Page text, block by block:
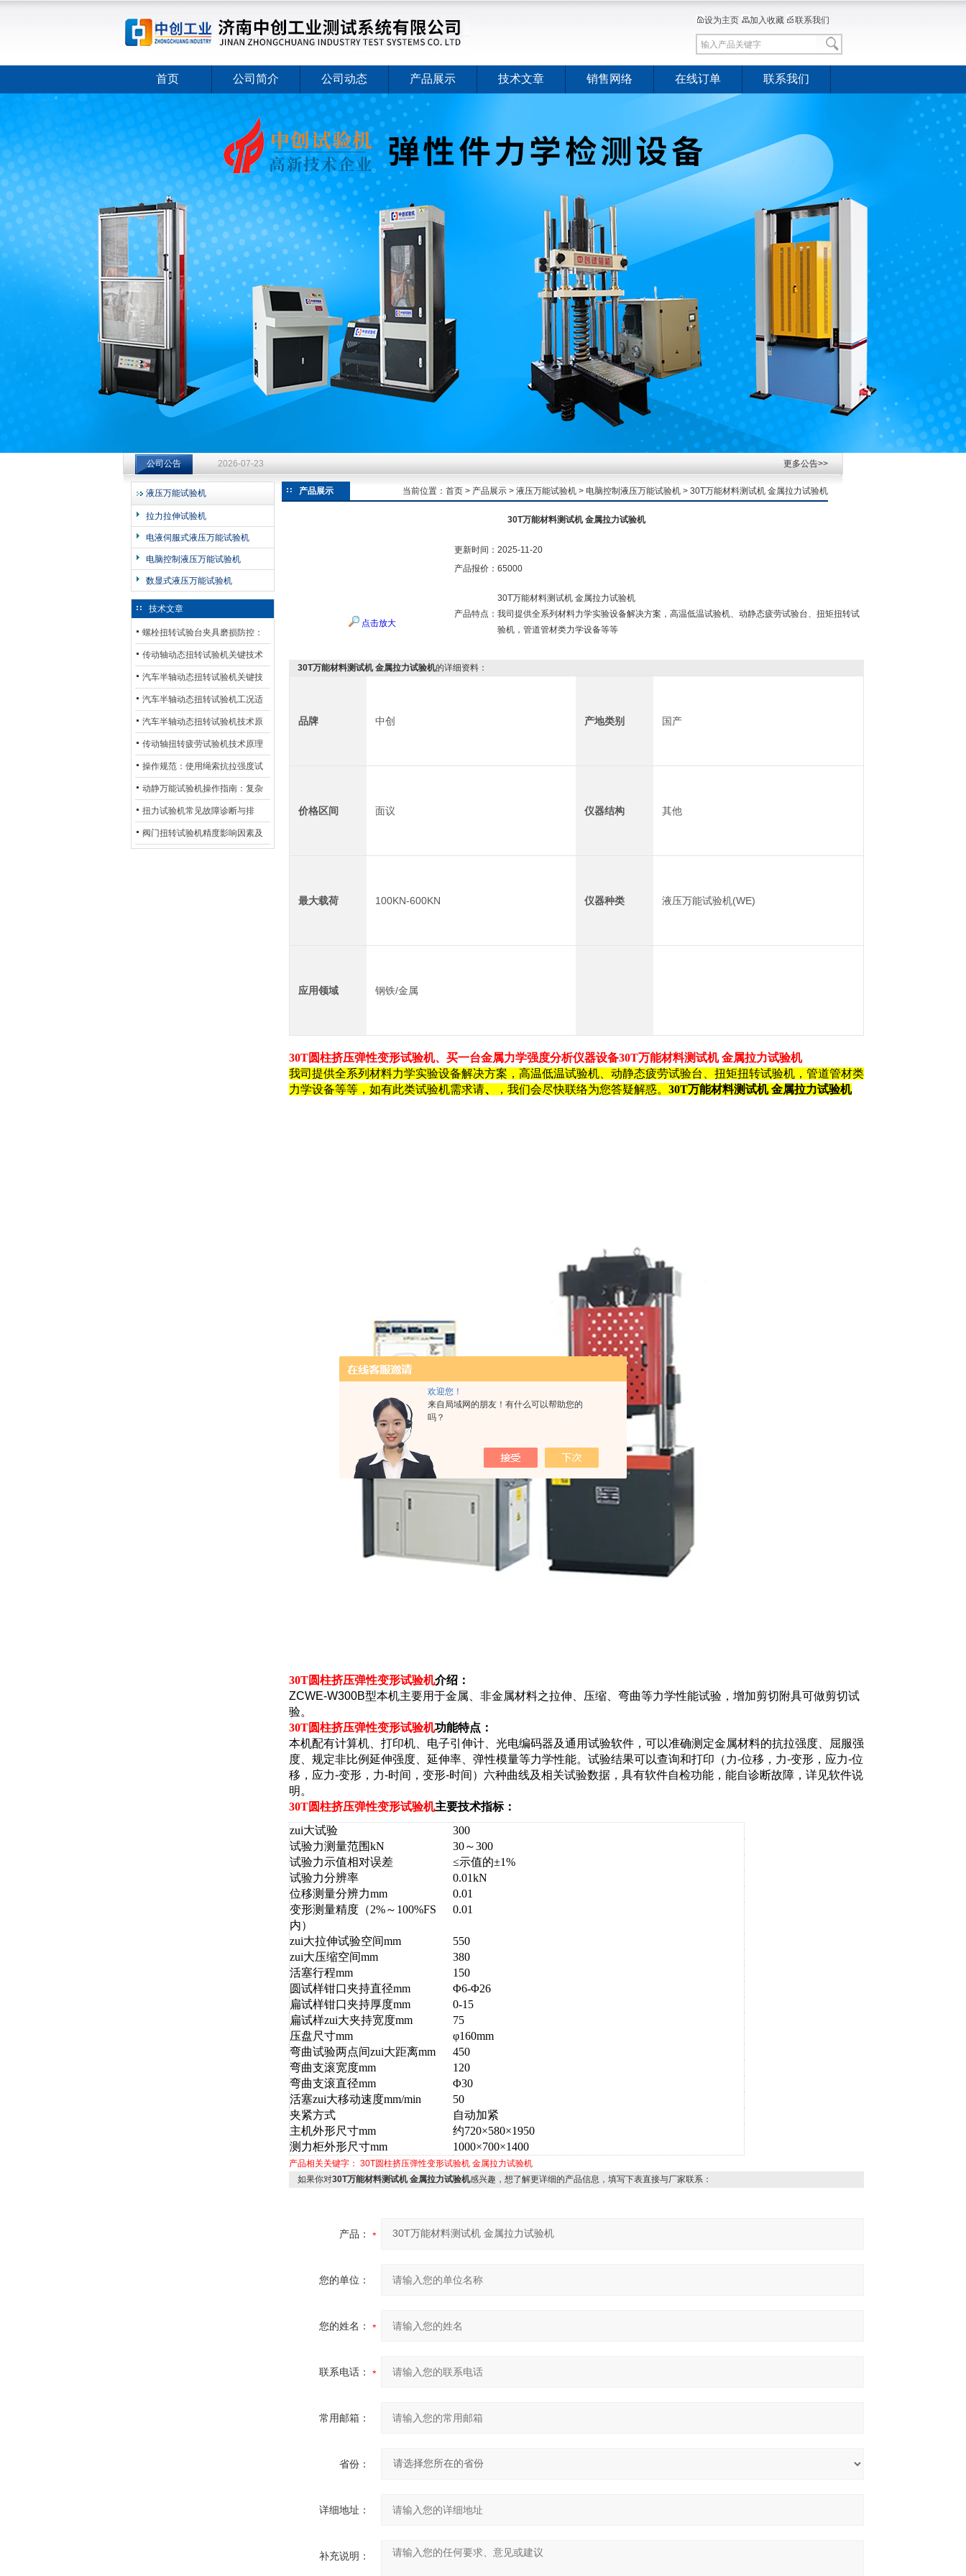
欢迎您！
来自局域网的朋友！有什么可以帮助您的
吗？
济南中创工业测试系统有限公司
设为主页 加入收藏 联系我们
首页 公司简介 公司动态 产品展示 技术文章 销售网络 在线订单 联系我们
公司公告 2026-07-23
钻杆扭转试验台选型指南：从额定扭矩到加载频率的工况适配逻辑
2026-07-23
钻杆扭转试验台选型指南：从额定扭矩到加载频率的工况适配逻辑
2026-07-23
更多公告>>
液压万能试验机
拉力拉伸试验机
电液伺服式液压万能试验机
电脑控制液压万能试验机
数显式液压万能试验机
技术文章
螺栓扭转试验台夹具磨损防控：
材质选型与表面处理的耐用性优
化
传动轴动态扭转试验机关键技术
及产业落地应用
汽车半轴动态扭转试验机关键技
术及产业落地应用
汽车半轴动态扭转试验机工况适
配与质控应用探析
汽车半轴动态扭转试验机技术原
理与行业应用
传动轴扭转疲劳试验机技术原理
与行业应用
操作规范：使用绳索抗拉强度试
验机的完整测试步骤
动静万能试验机操作指南：复杂
动态测试的标准化流程
扭力试验机常见故障诊断与排
除：从传感器信号异常到机械传
阀门扭转试验机精度影响因素及
产品展示 当前位置： 首页 > 产品展示 > 液压万能试验机 > 电脑控制液压万能试验机 > 30T万能材料测试机 金属拉力试验机
30T万能材料测试机 金属拉力试验机
点击放大
更新时间： 2025-11-20
产品报价： 65000
产品特点：
30T万能材料测试机 金属拉力试验机
我司提供全系列材料力学实验设备解决方案，高温低温试验机、动静态疲劳试验台、扭矩扭转试
验机，管道管材类力学设备等等
30T万能材料测试机 金属拉力试验机的详细资料：
品牌 中创 产地类别 国产
价格区间 面议 仪器结构 其他
最大载荷 100KN-600KN 仪器种类 液压万能试验机(WE)
应用领域 钢铁/金属
30T圆柱挤压弹性变形试验机、买一台金属力学强度分析仪器设备30T万能材料测试机 金属拉力试验机
我司提供全系列材料力学实验设备解决方案，高温低温试验机、动静态疲劳试验台、扭矩扭转试验机，管道管材类
力学设备等等，如有此类试验机需求请、 ，我们会尽快联络为您答疑解惑。 30T万能材料测试机 金属拉力试验机
30T圆柱挤压弹性变形试验机介绍：
ZCWE-W300B型本机主要用于金属、非金属材料之拉伸、压缩、弯曲等力学性能试验，增加剪切附具可做剪切试
验。
30T圆柱挤压弹性变形试验机功能特点：
本机配有计算机、打印机、电子引伸计、光电编码器及通用试验软件，可以准确测定金属材料的抗拉强度、屈服强
度、规定非比例延伸强度、延伸率、弹性模量等力学性能。试验结果可以查询和打印（力-位移，力-变形，应力-位
移，应力-变形，力-时间，变形-时间）六种曲线及相关试验数据，具有软件自检功能，能自诊断故障，详见软件说
明。
30T圆柱挤压弹性变形试验机主要技术指标：
zui大试验
300
试验力测量范围kN
30～300
试验力示值相对误差
≤示值的±1%
试验力分辨率
0.01kN
位移测量分辨力mm
0.01
变形测量精度 （2%～100%FS
内）
0.01
zui大拉伸试验空间mm
550
zui大压缩空间mm
380
活塞行程mm
150
圆试样钳口夹持直径mm
Φ6-Φ26
扁试样钳口夹持厚度mm
0-15
扁试样zui大夹持宽度mm
75
压盘尺寸mm
φ160mm
弯曲试验两点间zui大距离mm
450
弯曲支滚宽度mm
120
弯曲支滚直径mm
Φ30
活塞zui大移动速度mm/min
50
夹紧方式
自动加紧
主机外形尺寸mm
约720×580×1950
测力柜外形尺寸mm 1000×700×1400
产品相关关键字： 30T圆柱挤压弹性变形试验机 金属拉力试验机
如果你对30T万能材料测试机 金属拉力试验机感兴趣，想了解更详细的产品信息，填写下表直接与厂家联系：
产品：
您的单位：
您的姓名：
联系电话：
常用邮箱：
省份：
详细地址：
补充说明：